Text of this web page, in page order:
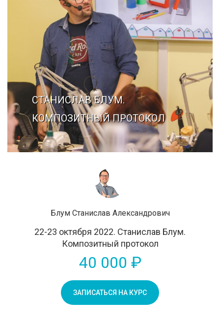
Общая
Управление
Контакты
СТАНИСЛАВ БЛУМ.
КОМПОЗИТНЫЙ ПРОТОКОЛ
Блум Станислав Александрович
22-23 октября 2022. Станислав Блум.
Композитный протокол
40 000 ₽
ЗАПИСАТЬСЯ НА КУРС